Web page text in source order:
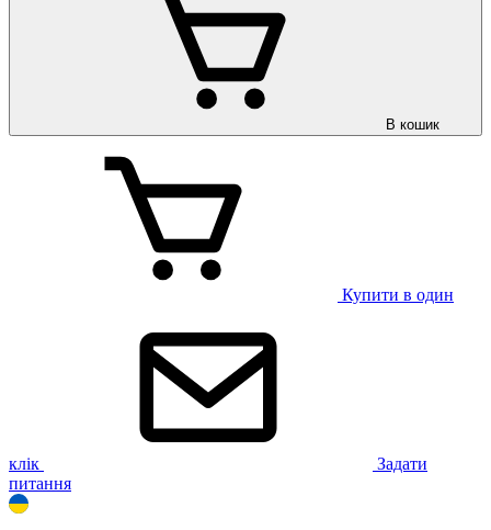
В кошик
Купити в один
клік
Задати
питання